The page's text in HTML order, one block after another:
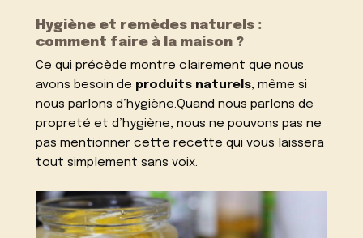
Hygiène et remèdes naturels :
comment faire à la maison ?
Ce qui précède montre clairement que nous
avons besoin de produits naturels, même si
nous parlons d’hygiène.Quand nous parlons de
propreté et d’hygiène, nous ne pouvons pas ne
pas mentionner cette recette qui vous laissera
tout simplement sans voix.